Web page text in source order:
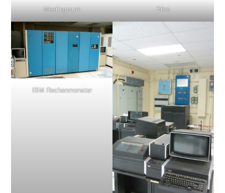
Meetingraum Büro
IBM Rechenmonster